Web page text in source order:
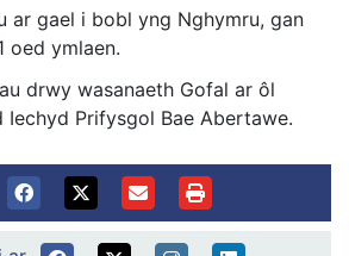
ar gael i bobl yng Nghymru, gan
oed ymlaen.
drwy wasanaeth Gofal ar ôl
Iechyd Prifysgol Bae Abertawe.